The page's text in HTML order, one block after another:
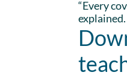
“Every
explained.